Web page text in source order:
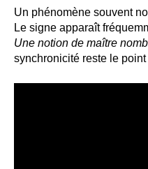
Un phénomène souvent
Le signe apparaît
Une notion de maître
synchronicité reste le point